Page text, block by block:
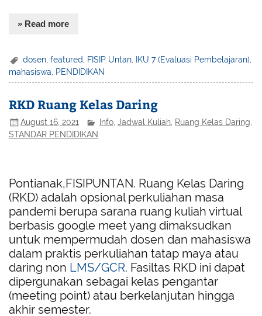
» Read more
dosen ,featured FISIP Untan IKU 7 (Evaluasi Pembelajaran)
mahasiswa, PENDIDIKAN
RKD Ruang Kelas Daring
August 16, 2021 Info ,Jadwal Kuliah Ruang Kelas Daring
STANDAR PENDIDIKAN
Pontianak,FISIPUNTAN. Ruang Kelas Daring
(RKD) adalah opsional perkuliahan masa
pandemi berupa sarana ruang kuliah virtual
berbasis google meet yang dimaksudkan
untuk mempermudah dosen dan mahasiswa
dalam praktis perkuliahan tatap maya atau
daring non LMS/GCR. Fasiltas RKD ini dapat
dipergunakan sebagai kelas pengantar
(meeting point) atau berkelanjutan hingga
akhir semester.